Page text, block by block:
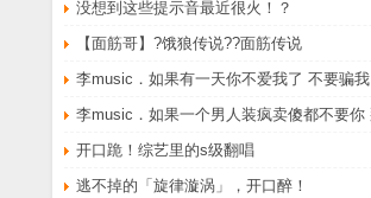
没想到这些提示音最近很火！？
【面筋哥】?饿狼传说??面筋传说
李music．如果有一天你不爱我了 不要骗我
开口跪！综艺里的s级翻唱
逃不掉的「旋律漩涡」，开口醉！